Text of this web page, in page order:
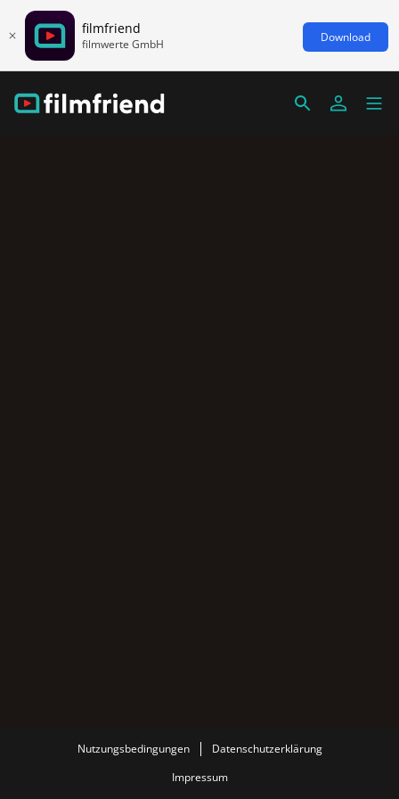
filmfriend
filmwerte GmbH Download
Nutzungsbedingungen
Datenschutzerklärung
Impressum